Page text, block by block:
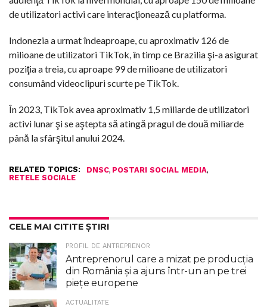
de utilizatori activi care interacţionează cu platforma.
Indonezia a urmat îndeaproape, cu aproximativ 126 de
milioane de utilizatori TikTok, în timp ce Brazilia şi-a asigurat
poziţia a treia, cu aproape 99 de milioane de utilizatori
consumând videoclipuri scurte pe TikTok.
În 2023, TikTok avea aproximativ 1,5 miliarde de utilizatori
activi lunar şi se aştepta să atingă pragul de două miliarde
până la sfârşitul anului 2024.
RELATED TOPICS: DNSC, POSTARI SOCIAL MEDIA,
RETELE SOCIALE
CELE MAI CITITE ȘTIRI
PROFIL DE ANTREPRENOR
Antreprenorul care a mizat pe producția
din România și a ajuns într-un an pe trei
piețe europene
ACTUALITATE